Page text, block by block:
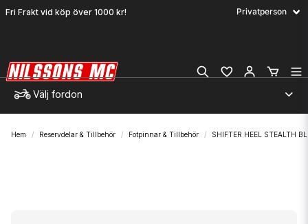
Fri Frakt vid köp över 1000 kr!
Välj fordon
Hem Reservdelar & Tillbehör Fotpinnar & Tillbehör SHIFTER HEEL STEALTH